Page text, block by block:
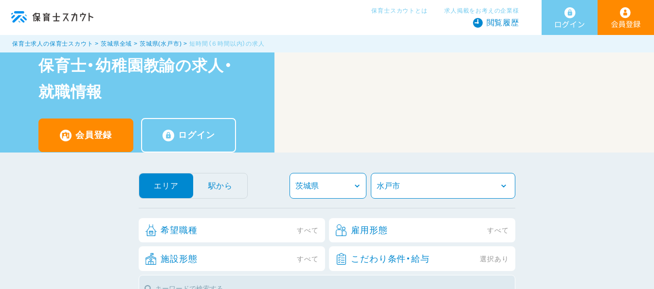
保育士スカウトとは 求人掲載をお考えの企業様
閲覧履歴
保育士求人の保育士スカウト 茨城県全域 茨城県(水戸市) 短時間（６時間以内）の求人
保育士・幼稚園教諭の求人・
就職情報
会員登録 ログイン
エリア 駅から
希望職種 すべて 雇用形態 すべて
施設形態 すべて こだわり条件・給与 選択あり